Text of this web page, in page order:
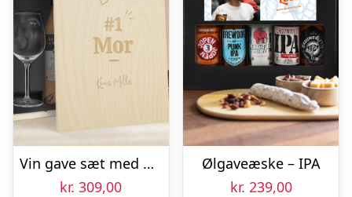
Vin gave sæt med glas – Maison de la Surprise Syrah – Graveret låg
kr. 309,00
Ølgaveæske – IPA
kr. 239,00